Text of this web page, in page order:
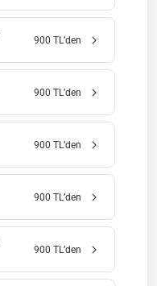
900 TL’den
900 TL’den
900 TL’den
900 TL’den
900 TL’den